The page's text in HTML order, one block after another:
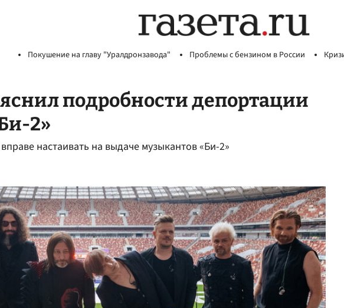
Покушение на главу "Уралдронзавода" Проблемы с бензином в России
подробности депортации
2»
настаивать на выдаче музыкантов «Би-2»